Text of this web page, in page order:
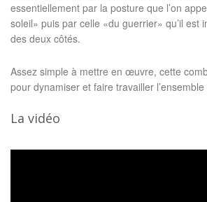
essentiellement par la posture que l’on
soleil» puis par celle «du guerrier» qu’il est
des deux côtés.
Assez simple à mettre en œuvre, cette
pour dynamiser et faire travailler
La vidéo